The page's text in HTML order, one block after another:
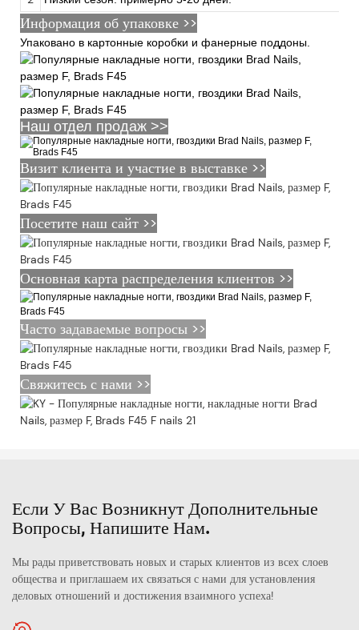
Информация об упаковке >>
Упаковано в картонные коробки и фанерные поддоны.
Наш отдел продаж >>
Визит клиента и участие в выставке >>
Посетите наш сайт >>
Основная карта распределения клиентов >>
Часто задаваемые вопросы >>
Свяжитесь с нами >>
Если У Вас Возникнут Дополнительные
Вопросы, Напишите Нам.
Мы рады приветствовать новых и старых клиентов из всех слоев
общества и приглашаем их связаться с нами для установления
деловых отношений и достижения взаимного успеха!